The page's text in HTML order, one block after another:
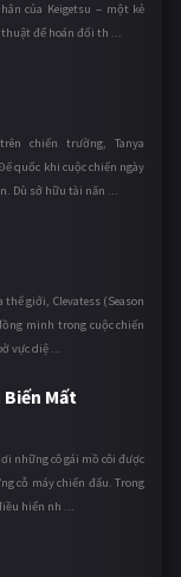
của Keigetsu – một kẻ
để hoán đổi th ...
chiến trường, Tanya
quốc khi cuộc chiến ngày
Dù sở hữu tài năn ...
giới, Clevatess (Season
minh trong cuộc chiến
vực diệ ...
Biến Mất
những cô gái mồ côi được
cỗ máy chiến đấu. Trong
hiển nh ...